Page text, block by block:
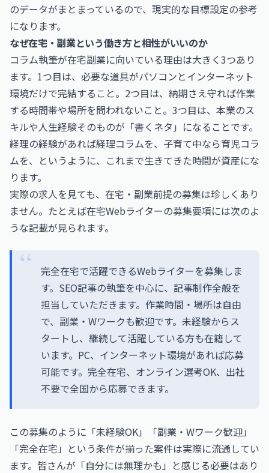
のデータがまとまっているので、現実的な目標設定の参考
になります。
なぜ在宅・副業という働き方と相性がいいのか
コラム執筆が在宅副業に向いている理由は大きく3つあり
ます。1つ目は、必要な道具がパソコンとインターネット
環境だけで完結すること。2つ目は、納期さえ守れば作業
する時間帯や場所を問われないこと。3つ目は、本業のス
キルや人生経験そのものが「書くネタ」になることです。
経理の経験があれば経理コラムを、子育て中なら育児コラ
ムを、というように、これまで生きてきた時間が資産にな
ります。
実際の求人を見ても、在宅・副業前提の募集は珍しくあり
ません。たとえば在宅Webライターの募集要項には次のよ
うな記載が見られます。
完全在宅で活躍できるWebライターを募集しま
す。SEO記事の執筆を中心に、記事制作全般を
担当していただきます。作業時間・場所は自由
で、副業・Wワークも歓迎です。未経験からス
タートし、継続して活躍している方も在籍して
います。PC、インターネット環境があれば応募
可能です。完全在宅、オンライン選考OK、出社
不要で全国から応募できます。
この募集のように「未経験OK」「副業・Wワーク歓迎」
「完全在宅」という条件が揃った案件は実際に流通してい
ます。皆さんが「自分には無理かも」と感じる必要はあり